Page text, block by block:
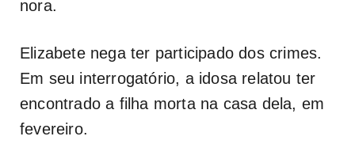
nora.
Elizabete nega ter participado dos crimes.
Em seu interrogatório, a idosa relatou ter
encontrado a filha morta na casa dela, em
fevereiro.